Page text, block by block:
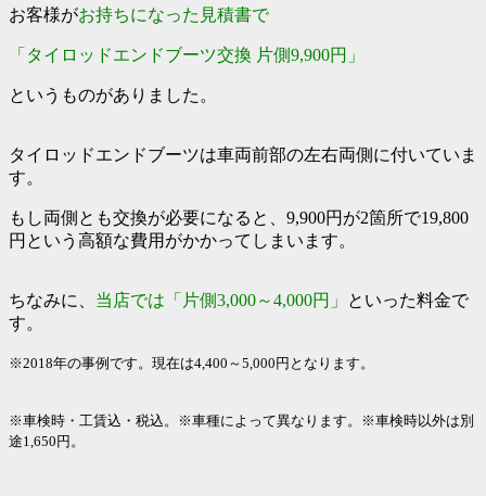
お客様がお持ちになった見積書で
「タイロッドエンドブーツ交換 片側9,900円」
というものがありました。
タイロッドエンドブーツは車両前部の左右両側に付いていま
す。
もし両側とも交換が必要になると、9,900円が2箇所で19,800
円という高額な費用がかかってしまいます。
ちなみに、 当店では「 片側3,000～4,000円」
といった料金で
す。
※2018年の事例です。現在は4,400～5,000円となります。
※車検時・工賃込・税込。※車種によって異なります。※車検時以外は別
途1,650円。